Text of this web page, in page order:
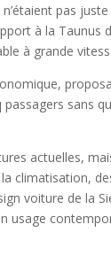
pas
à la
à grande
sans
actuelles,
climatisation,
voiture de la
usage